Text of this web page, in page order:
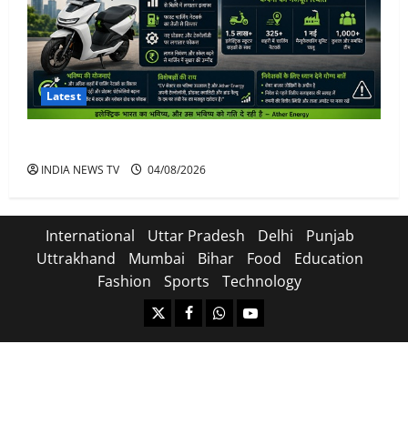
Latest
INDIA NEWS TV 04/08/2026
International Uttar Pradesh Delhi
Punjab
Uttrakhand
Mumbai Bihar Food
Education
Fashion
Sports Technology
https://x.com
facebook.com
https:/whatsapp.com/
Youtube.com